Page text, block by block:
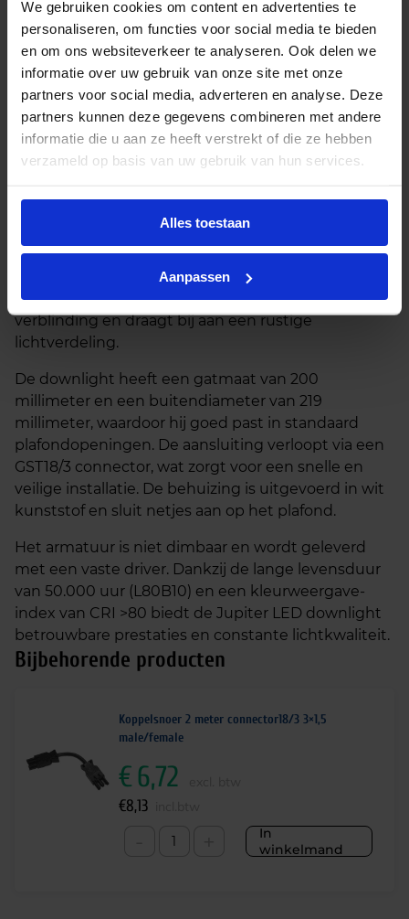
We gebruiken cookies om content en advertenties te
personaliseren, om functies voor social media te bieden
en om ons websiteverkeer te analyseren. Ook delen we
informatie over uw gebruik van onze site met onze
partners voor social media, adverteren en analyse. Deze
partners kunnen deze gegevens combineren met andere
informatie die u aan ze heeft verstrekt of die ze hebben
verzameld op basis van uw gebruik van hun services.
Alles toestaan
Aanpassen
De Jupiter LED downlight is een krachtige
inbouwspot die zorgt voor heldere verlichting in
gangen, entrees, wachtruimtes en sanitaire
ruimten. Met een vermogen van 23 watt en een
lichtopbrengst van 3000 lumen biedt dit armatuur
ruim voldoende licht voor dagelijkse toepassingen.
De lichtkleur is 4000 kelvin, wat staat voor koelwit
zichtbaarheid belangrijk is. De lichtbundel wordt
gestuurd door een ganodiseerde aluminium
facetreflector, die het licht efficiënt en gelijkmatig
verspreidt. De opalen afscherming voorkomt
verblinding en draagt bij aan een rustige
lichtverdeling.
De downlight heeft een gatmaat van 200
millimeter en een buitendiameter van 219
millimeter, waardoor hij goed past in standaard
plafondopeningen. De aansluiting verloopt via een
GST18/3 connector, wat zorgt voor een snelle en
veilige installatie. De behuizing is uitgevoerd in wit
kunststof en sluit netjes aan op het plafond.
Het armatuur is niet dimbaar en wordt geleverd
met een vaste driver. Dankzij de lange levensduur
van 50.000 uur (L80B10) en een kleurweergave-
index van CRI >80 biedt de Jupiter LED downlight
betrouwbare prestaties en constante lichtkwaliteit.
Bijbehorende producten
Koppelsnoer 2 meter connector18/3 3×1,5
male/female
In
winkelmand
€6,72
€8,13